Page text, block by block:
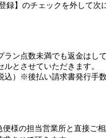
】のチェックを外して次
ン点数未満でも返金はして
とさせていただきます。
込）※後払い請求書発行手
様の担当営業所と直接ご相